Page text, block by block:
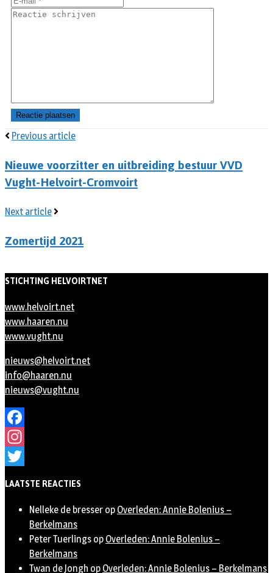
Previous article
Nieuwe voorzitter en uitbreiding bestuur VVD
Vught-Helvoirt-Cromvoirt
Next article
Zomertijd 2021
STICHTING HELVOIRTNET
www.helvoirt.net
www.haaren.nu
www.vught.nu
nieuws@helvoirt.net
info@haaren.nu
nieuws@vught.nu
Facebook
Instagram
LAATSTE REACTIES
Nelleke de bresser op Overleden: Annie Bolenius –
Berkelmans
Peter Tuerlings op Overleden: Annie Bolenius –
Berkelmans
Twan de Jongh op Overleden: Annie Bolenius – Berkelmans